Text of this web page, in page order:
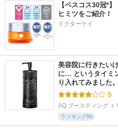
【ベスコス30冠*
ヒミツをご紹介！
ドクターケイ
美容院に行きたい
に… というタイミ
り入れてみました
5
AQ ブースティング ト
ランキングIN